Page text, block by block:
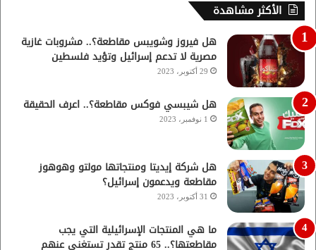
الأكثر مشاهدة
هل فيروز وشويبس مقاطعة؟.. مشروبات غازية
مصرية لا تدعم إسرائيل وتؤيد فلسطين
29 أكتوبر، 2023
هل شيبسي فوكس مقاطعة؟.. اعرف الحقيقة
1 نوفمبر، 2023
هل شركة إيديتا ومنتجاتها مولتو وهوهوز
مقاطعة ويدعمون إسرائيل؟
31 أكتوبر، 2023
ما هي المنتجات الإسرائيلية التي يجب
مقاطعتها؟.. 65 منتج تقدر تستغنى عنهم